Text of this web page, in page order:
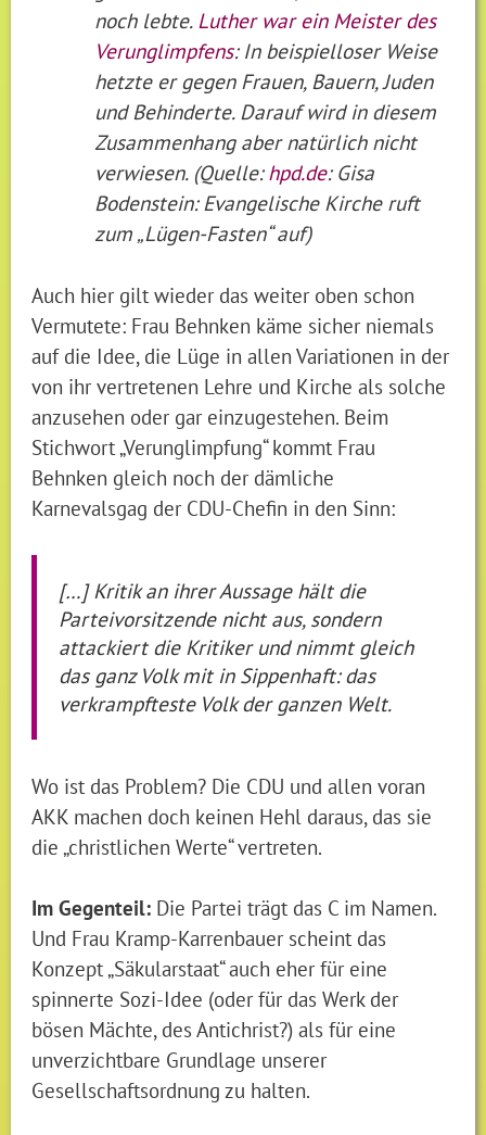
noch lebte. Luther war ein Meister des
Verunglimpfens: In beispielloser Weise
hetzte er gegen Frauen, Bauern, Juden
und Behinderte. Darauf wird in diesem
Zusammenhang aber natürlich nicht
verwiesen. (Quelle:hpd.de: Gisa
Bodenstein: Evangelische Kirche ruft
zum „Lügen-Fasten“ auf)
Auch hier gilt wieder das weiter oben schon
Vermutete: Frau Behnken käme sicher niemals
auf die Idee, die Lüge in allen Variationen in der
von ihr vertretenen Lehre und Kirche als solche
anzusehen oder gar einzugestehen. Beim
Stichwort „Verunglimpfung“ kommt Frau
Behnken gleich noch der dämliche
Karnevalsgag der CDU-Chefin in den Sinn:
[…] Kritik an ihrer Aussage hält die
Parteivorsitzende nicht aus, sondern
attackiert die Kritiker und nimmt gleich
das ganz Volk mit in Sippenhaft: das
verkrampfteste Volk der ganzen Welt.
Wo ist das Problem? Die CDU und allen voran
AKK machen doch keinen Hehl daraus, das sie
die „christlichen Werte“ vertreten.
Im Gegenteil: Die Partei trägt das C im Namen.
Und Frau Kramp-Karrenbauer scheint das
Konzept „Säkularstaat“ auch eher für eine
spinnerte Sozi-Idee (oder für das Werk der
bösen Mächte, des Antichrist?) als für eine
unverzichtbare Grundlage unserer
Gesellschaftsordnung zu halten.